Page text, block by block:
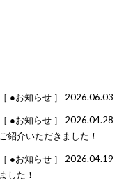
［ ●お知らせ ］ 2026.06.03
［ ●お知らせ ］
2026.04.28
ご紹介いただきました！
［ ●お知らせ ］
2026.04.19
ました！